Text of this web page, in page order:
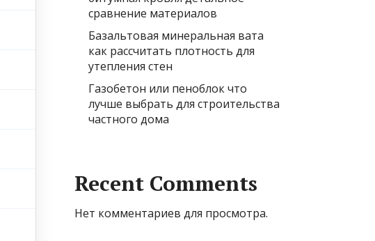
сравнение материалов
Базальтовая минеральная вата
как рассчитать плотность для
утепления стен
Газобетон или пеноблок что
лучше выбрать для строительства
частного дома
Recent Comments
Нет комментариев для просмотра.